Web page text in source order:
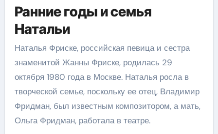
Ранние годы и семья
Натальи
Наталья Фриске, российская певица и сестра
знаменитой Жанны Фриске, родилась 29
октября 1980 года в Москве. Наталья росла в
творческой семье, поскольку ее отец, Владимир
Фридман, был известным композитором, а мать,
Ольга Фридман, работала в театре.